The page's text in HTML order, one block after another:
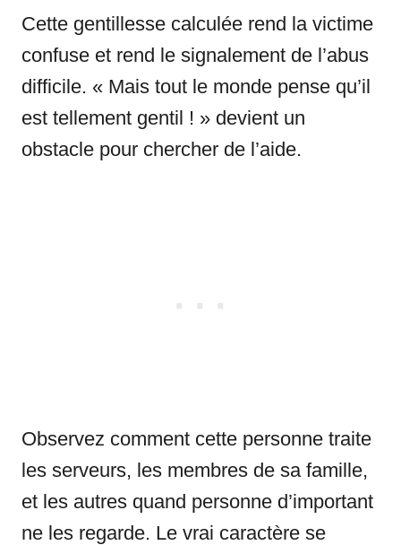
Cette gentillesse calculée rend la victime
confuse et rend le signalement de l’abus
difficile. « Mais tout le monde pense qu’il
est tellement gentil ! » devient un
obstacle pour chercher de l’aide.
Observez comment cette personne traite
les serveurs, les membres de sa famille,
et les autres quand personne d’important
ne les regarde. Le vrai caractère se